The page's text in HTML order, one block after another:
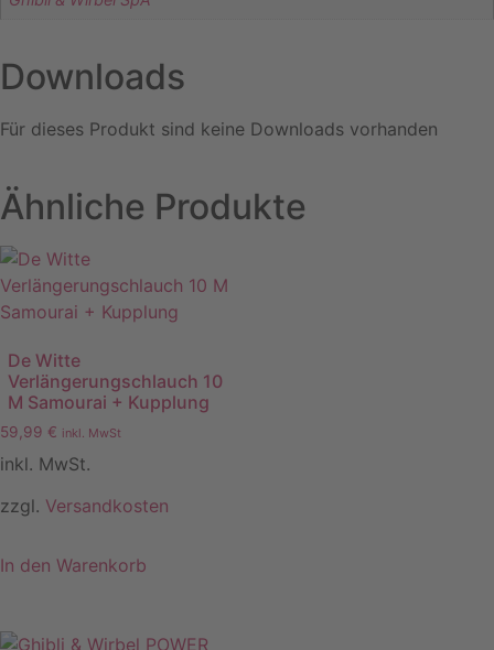
Downloads
Für dieses Produkt sind keine Downloads vorhanden
Ähnliche Produkte
De Witte
Verlängerungschlauch 10
M Samourai + Kupplung
59,99 € inkl. MwSt
inkl. MwSt.
zzgl. Versandkosten
In den Warenkorb